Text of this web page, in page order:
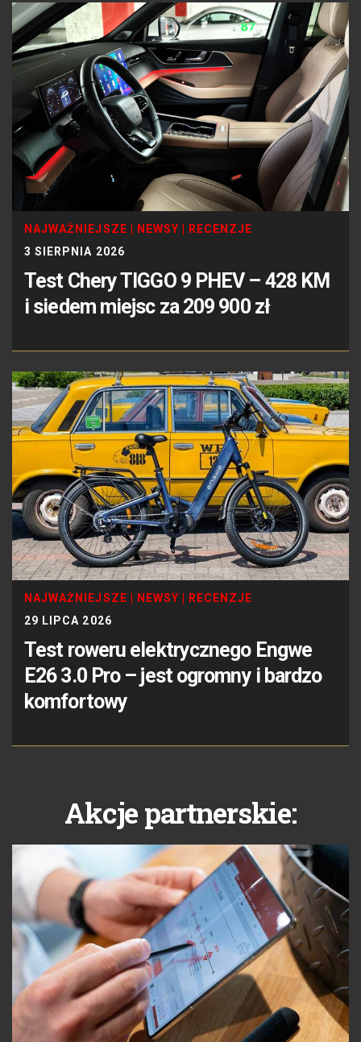
NAJWAŻNIEJSZE NEWSY
RECENZJE
3 SIERPNIA 2026
Test Chery TIGGO 9 PHEV – 428 KM
i siedem miejsc za 209 900 zł
NAJWAŻNIEJSZE NEWSY
RECENZJE
29 LIPCA 2026
Test roweru elektrycznego Engwe
E26 3.0 Pro – jest ogromny i bardzo
komfortowy
Akcje partnerskie: